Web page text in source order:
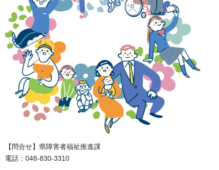
【問合せ】県障害者福祉推進課
電話：048-830-3310